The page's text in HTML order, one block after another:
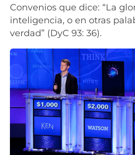
Convenios que dice: “La
inteligencia, o en otras
verdad” (DyC 93: 36).